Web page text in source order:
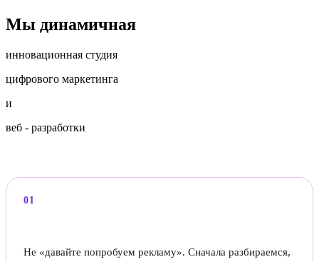
Мы динамичная
инновационная студия
цифрового маркетинга
и
веб - разработки
01
Не «давайте попробуем рекламу». Сначала разбираемся,